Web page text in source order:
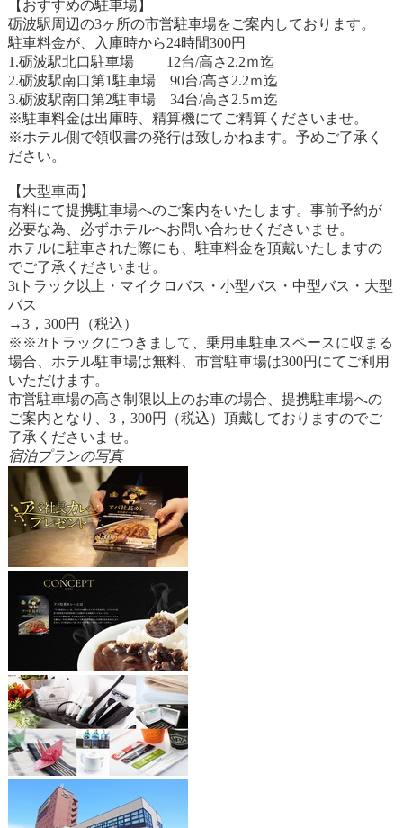
【おすすめの駐車場】
砺波駅周辺の3ヶ所の市営駐車場をご案内しております。
駐車料金が、入庫時から24時間300円
1.砺波駅北口駐車場 12台/高さ2.2ｍ迄
2.砺波駅南口第1駐車場 90台/高さ2.2ｍ迄
3.砺波駅南口第2駐車場 34台/高さ2.5ｍ迄
※駐車料金は出庫時、精算機にてご精算くださいませ。
※ホテル側で領収書の発行は致しかねます。予めご了承く
ださい。
【大型車両】
有料にて提携駐車場へのご案内をいたします。事前予約が
必要な為、必ずホテルへお問い合わせくださいませ。
ホテルに駐車された際にも、駐車料金を頂戴いたしますの
でご了承くださいませ。
3tトラック以上・マイクロバス・小型バス・中型バス・大型
バス
→3，300円（税込）
※※2tトラックにつきまして、乗用車駐車スペースに収まる
場合、ホテル駐車場は無料、市営駐車場は300円にてご利用
いただけます。
市営駐車場の高さ制限以上のお車の場合、提携駐車場への
ご案内となり、3，300円（税込）頂戴しておりますのでご
了承くださいませ。
宿泊プランの写真